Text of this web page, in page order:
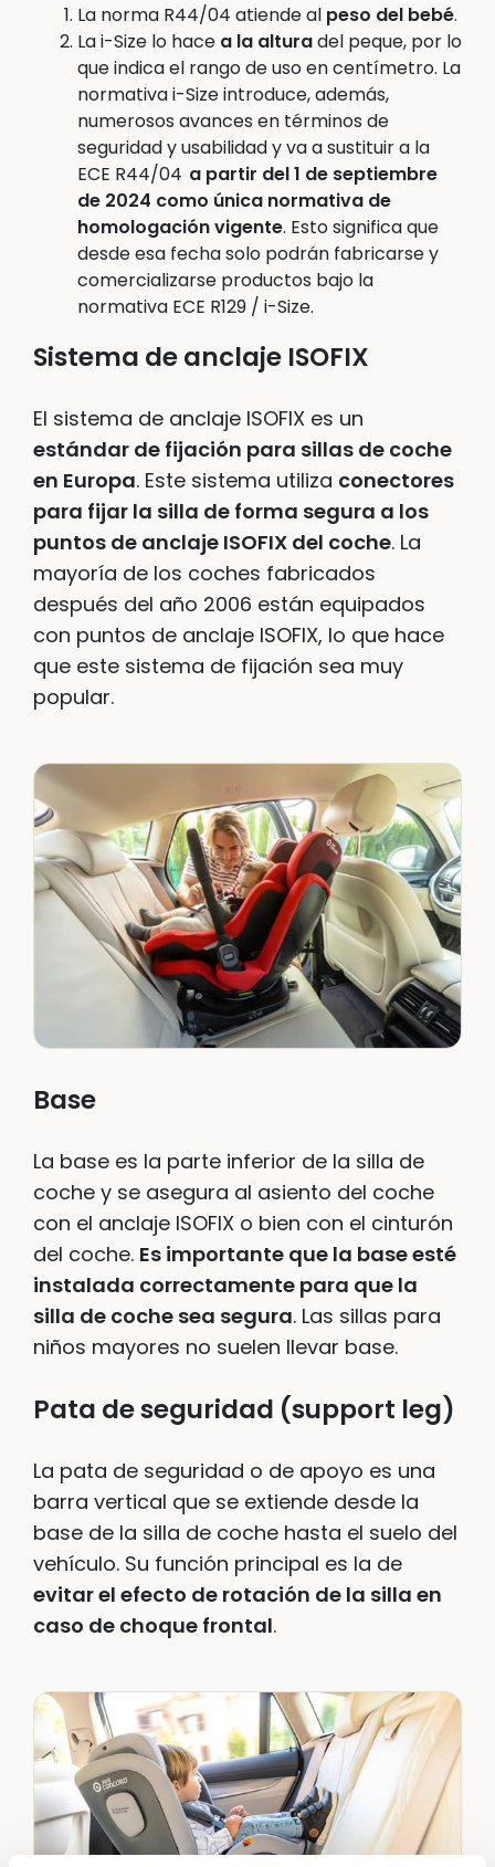
La norma R44/04 atiende al peso del bebé.
La i-Size lo hace a la alturadel peque, por lo
que indica el rango de uso en centímetro. La
normativa i-Size introduce, además,
numerosos avances en términos de
seguridad y usabilidad y va a sustituir a la
ECE R44/04 a partir del 1 de septiembre
de 2024 como única normativa de
homologación vigente. Esto significa que
desde esa fecha solo podrán fabricarse y
comercializarse productos bajo la
normativa ECE R129 / i-Size.
Sistema de anclaje ISOFIX
El sistema de anclaje ISOFIX es un
estándar de fijación para sillas de coche
en Europa. Este sistema utiliza conectores
para fijar la silla de forma segura a los
puntos de anclaje ISOFIX del coche. La
mayoría de los coches fabricados
después del año 2006 están equipados
con puntos de anclaje ISOFIX, lo que hace
que este sistema de fijación sea muy
popular.
Base
La base es la parte inferior de la silla de
coche y se asegura al asiento del coche
con el anclaje ISOFIX o bien con el cinturón
del coche. Es importante que la base esté
instalada correctamente para que la
silla de coche sea segura. Las sillas para
niños mayores no suelen llevar base.
Pata de seguridad (support leg)
La pata de seguridad o de apoyo es una
barra vertical que se extiende desde la
base de la silla de coche hasta el suelo del
vehículo. Su función principal es la de
evitar el efecto de rotación de la silla en
caso de choque frontal.